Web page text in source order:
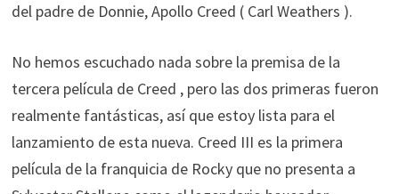
del padre de Donnie, Apollo Creed ( Carl Weathers ).
No hemos escuchado nada sobre la premisa de la
tercera película de Creed , pero las dos primeras fueron
realmente fantásticas, así que estoy lista para el
lanzamiento de esta nueva. Creed III es la primera
película de la franquicia de Rocky que no presenta a